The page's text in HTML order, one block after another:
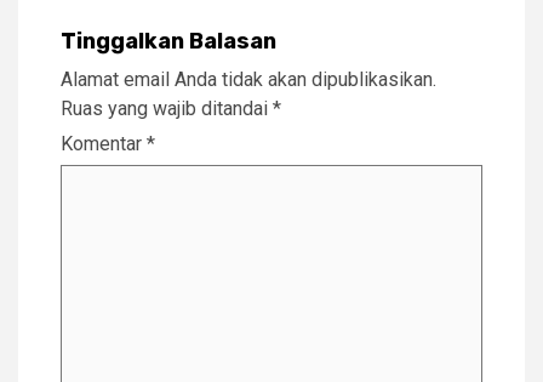
Tinggalkan Balasan
Alamat email Anda tidak akan dipublikasikan.
Ruas yang wajib ditandai *
Komentar *